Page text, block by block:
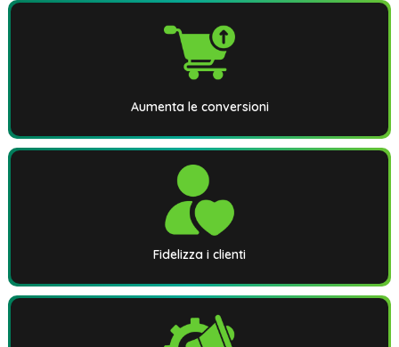
Aumenta le conversioni
Fidelizza i clienti